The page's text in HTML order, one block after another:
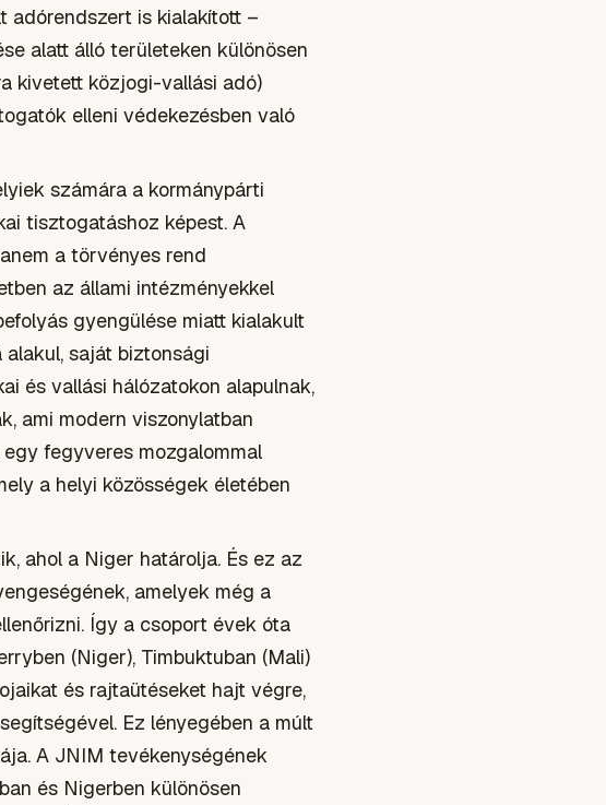
adórendszert is kialakított –
alatt álló területeken különösen
kivetett közjogi-vallási adó)
elleni védekezésben való
számára a kormánypárti
tisztogatáshoz képest. A
a törvényes rend
az állami intézményekkel
gyengülése miatt kialakult
saját biztonsági
és vallási hálózatokon alapulnak,
ami modern viszonylatban
fegyveres mozgalommal
a helyi közösségek életében
ahol a Niger határolja. És ez az
amelyek még a
Így a csoport évek óta
(Niger), Timbuktuban (Mali)
és rajtaütéseket hajt végre,
Ez lényegében a múlt
A JNIM tevékenységének
és Nigerben különösen